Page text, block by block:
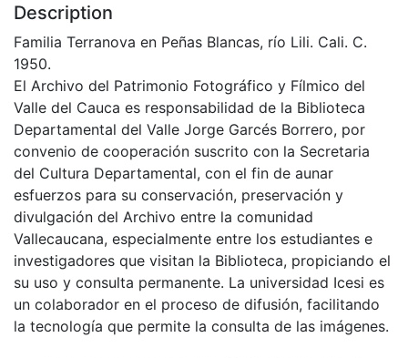
Description
Familia Terranova en Peñas Blancas, río Lili. Cali. C.
1950.
El Archivo del Patrimonio Fotográfico y Fílmico del
Valle del Cauca es responsabilidad de la Biblioteca
Departamental del Valle Jorge Garcés Borrero, por
convenio de cooperación suscrito con la Secretaria
del Cultura Departamental, con el fin de aunar
esfuerzos para su conservación, preservación y
divulgación del Archivo entre la comunidad
Vallecaucana, especialmente entre los estudiantes e
investigadores que visitan la Biblioteca, propiciando el
su uso y consulta permanente. La universidad Icesi es
un colaborador en el proceso de difusión, facilitando
la tecnología que permite la consulta de las imágenes.